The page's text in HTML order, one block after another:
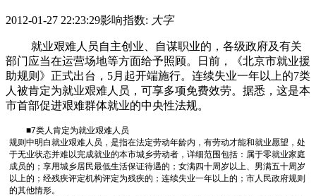
2012-01-27 22:23:29影响指数: 大字
就业艰难人员自主创业、自谋职业的，各级政府及有关
部门应当在运营场地等方面给予照顾。日前，《北京市就业援
助规则》正式出台，5月起开端施行。连续失业一年以上的7类
人被肯定为就业艰难人员，可享多项免费效劳。据悉，这是本
市首部促进艰难群体就业的中央性法规。
■7类人肯定为就业艰难人员
规则中明白就业艰难人员，是指在法定劳动年龄内，有劳动才能和就业愿望，处
于无业状态并难以完成就业的本市城乡劳动者，详细范围包括：属于零就业家庭
成员的；享用城乡居民最低生活保证待遇的；女满四十周岁以上、男满五十周岁
以上的；经残疾评定机构评定为残疾的；连续失业一年以上的；市人民政府规则
的其他情形。